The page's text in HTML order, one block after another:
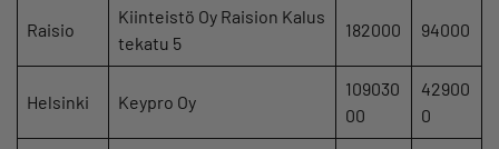
Raisio
Kiinteistö Oy Raision Kalus
tekatu 5
182000 94000
Helsinki Keypro Oy
109030
00
42900
0